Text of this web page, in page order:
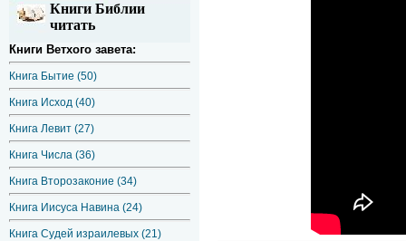
Книги Библии
читать
Книги Ветхого завета:
Книга Бытие (50)
Книга Исход (40)
Книга Левит (27)
Книга Числа (36)
Книга Второзаконие (34)
Книга Иисуса Навина (24)
Книга Судей израилевых (21)